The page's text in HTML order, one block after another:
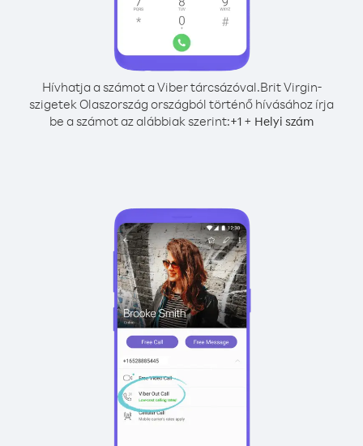
Hívhatja a számot a Viber tárcsázóval.Brit Virgin-
szigetek Olaszország országból történő hívásához írja
be a számot az alábbiak szerint:+1 + Helyi szám